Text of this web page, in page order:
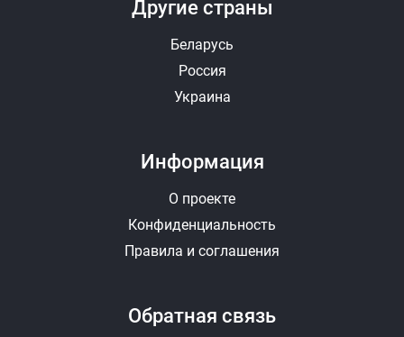
Другие страны
Беларусь
Россия
Украина
Информация
О проекте
Конфиденциальность
Правила и соглашения
Обратная связь